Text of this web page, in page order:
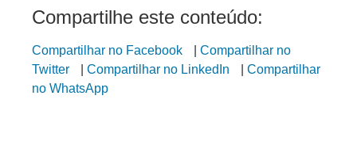
Compartilhe este conteúdo:
Compartilhar no Facebook
Compartilhar no
Twitter
Compartilhar no LinkedIn
Compartilhar
no WhatsApp